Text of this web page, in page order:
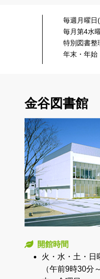
毎週月曜日
毎月第4水
特別図書整
年末・年始
金谷図書館
開館時間
火・水・土・日
（午前9時30分